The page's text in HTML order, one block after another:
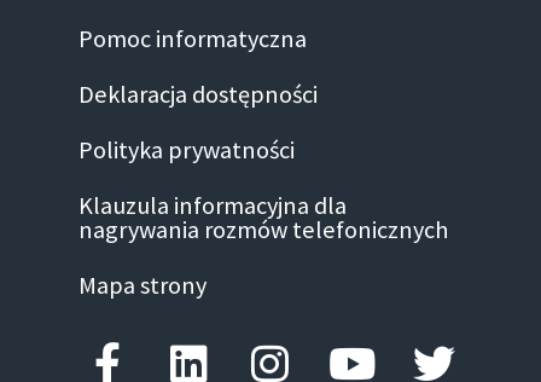
Pomoc informatyczna
Deklaracja dostępności
Polityka prywatności
Klauzula informacyjna dla
nagrywania rozmów telefonicznych
Mapa strony
Facebook-f
LinkedinInstagram
Youtube